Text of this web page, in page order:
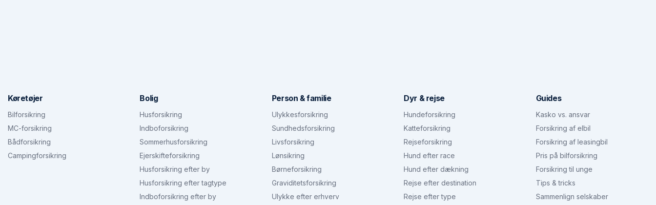
Køretøjer
Bilforsikring
MC-forsikring
Bådforsikring
Campingforsikring
Bolig
Husforsikring
Indboforsikring
Sommerhusforsikring
Ejerskifteforsikring
Husforsikring efter by
Husforsikring efter tagtype
Indboforsikring efter by
Person & familie
Ulykkesforsikring
Sundhedsforsikring
Livsforsikring
Lønsikring
Børneforsikring
Graviditetsforsikring
Ulykke efter erhverv
Dyr & rejse
Hundeforsikring
Katteforsikring
Rejseforsikring
Hund efter race
Hund efter dækning
Rejse efter destination
Rejse efter type
Guides
Kasko vs. ansvar
Forsikring af elbil
Forsikring af leasingbil
Pris på bilforsikring
Forsikring til unge
Tips & tricks
Sammenlign selskaber